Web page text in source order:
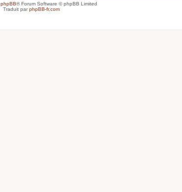
phpBB® Forum Software © phpBB Limited
Traduit parphpBB-fr.com